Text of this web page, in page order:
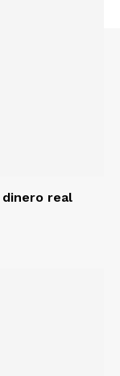
dinero real